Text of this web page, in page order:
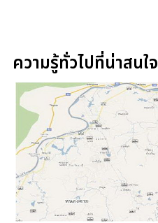
ความรู้ทั่วไปที่น่าสนใจ